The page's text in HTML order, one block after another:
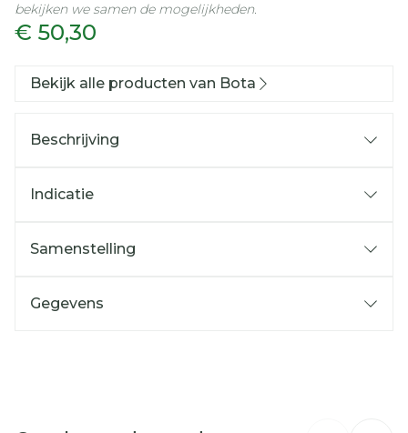
€ 50,30
bekijken we samen de mogelijkheden.
Bekijk alle producten van Bota
Beschrijving
Indicatie
Samenstelling
Gegevens